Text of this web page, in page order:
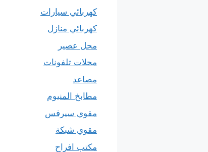
كهربائي سيارات
كهربائي منازل
محل عصير
محلات تلفونات
مصاعد
مطابخ المنيوم
مقوي سيرفس
مقوي شبكة
مكتب افراح